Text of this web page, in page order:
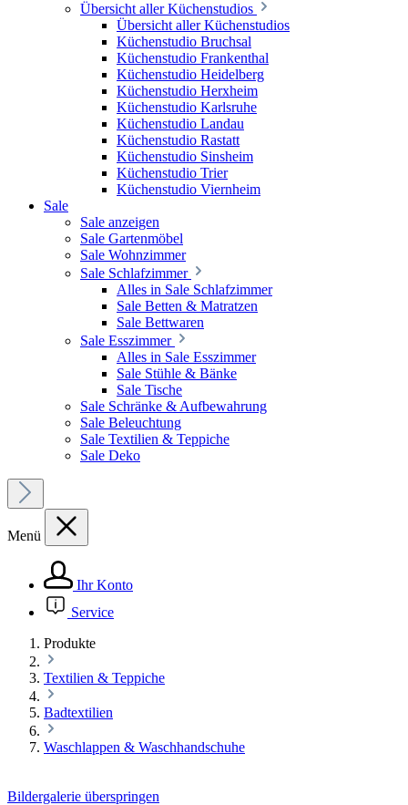
Übersicht aller Küchenstudios
Übersicht aller Küchenstudios
Küchenstudio Bruchsal
Küchenstudio Frankenthal
Küchenstudio Heidelberg
Küchenstudio Herxheim
Küchenstudio Karlsruhe
Küchenstudio Landau
Küchenstudio Rastatt
Küchenstudio Sinsheim
Küchenstudio Trier
Küchenstudio Viernheim
Sale
Sale anzeigen
Sale Gartenmöbel
Sale Wohnzimmer
Sale Schlafzimmer
Alles in Sale Schlafzimmer
Sale Betten & Matratzen
Sale Bettwaren
Sale Esszimmer
Alles in Sale Esszimmer
Sale Stühle & Bänke
Sale Tische
Sale Schränke & Aufbewahrung
Sale Beleuchtung
Sale Textilien & Teppiche
Sale Deko
Menü
Ihr Konto
Service
Produkte
Textilien & Teppiche
Badtextilien
Waschlappen & Waschhandschuhe
Bildergalerie überspringen